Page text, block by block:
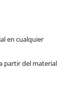
en cualquier
partir del material